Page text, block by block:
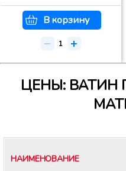
В корзину
ЦЕНЫ:
НАИМЕНОВАНИЕ